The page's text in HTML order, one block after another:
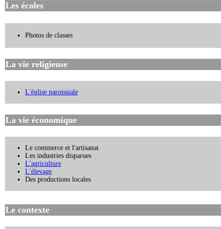
Les écoles
Photos de classes
La vie religieuse
L'église paroissiale
La vie économique
Le commerce et l'artisanat
Les industries disparues
L'agriculture
L'élevage
Des productions locales
Le contexte